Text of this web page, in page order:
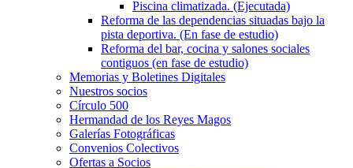
Piscina climatizada. (Ejecutada)
Reforma de las dependencias situadas bajo la
pista deportiva. (En fase de estudio)
Reforma del bar, cocina y salones sociales
contiguos (en fase de estudio)
Memorias y Boletines Digitales
Nuestros socios
Círculo 500
Hermandad de los Reyes Magos
Galerías Fotográficas
Convenios Colectivos
Ofertas a Socios